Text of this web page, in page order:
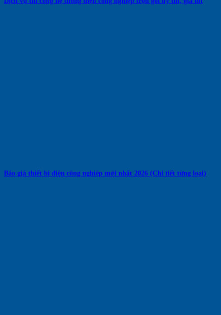
Báo giá thiết bị điện công nghiệp mới nhất 2026 (Chi tiết từng loại)